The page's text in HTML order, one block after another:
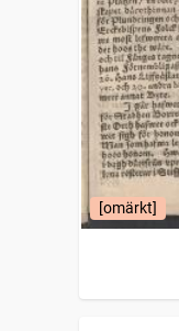
[omärkt]